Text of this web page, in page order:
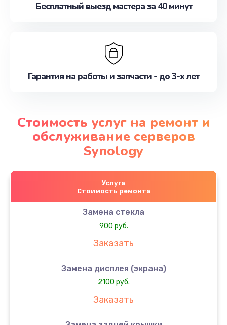
Бесплатный выезд мастера за 40 минут
Гарантия на работы и запчасти - до 3-х лет
Стоимость услуг на ремонт и
обслуживание серверов
Synology
Услуга
Стоимость ремонта
Замена стекла
900 руб.
Заказать
Замена дисплея (экрана)
2100 руб.
Заказать